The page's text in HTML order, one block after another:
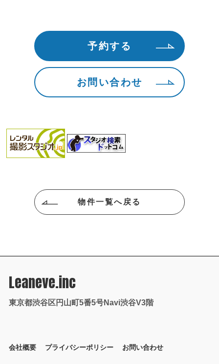
予約する
お問い合わせ
物件一覧へ戻る
Leaneve.inc
東京都渋谷区円山町5番5号Navi渋谷V3階
会社概要 プライバシーポリシー お問い合わせ